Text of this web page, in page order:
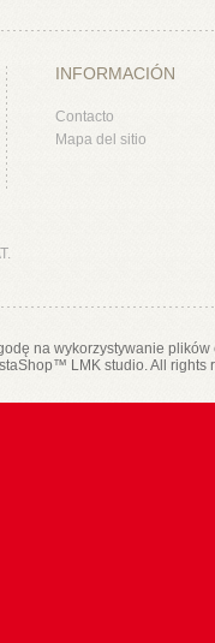
INFORMACIÓN
Contacto
Mapa del sitio
na wykorzystywanie
™ LMK studio. All rights